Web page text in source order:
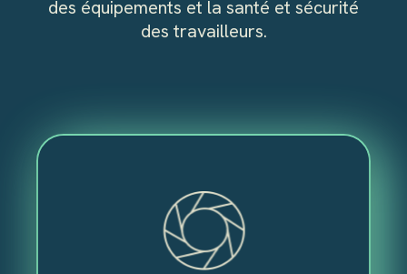
des équipements et la santé et sécurité
des travailleurs.
Conçu pour les fabricants et
distributeurs de ventilateurs, AXIS®